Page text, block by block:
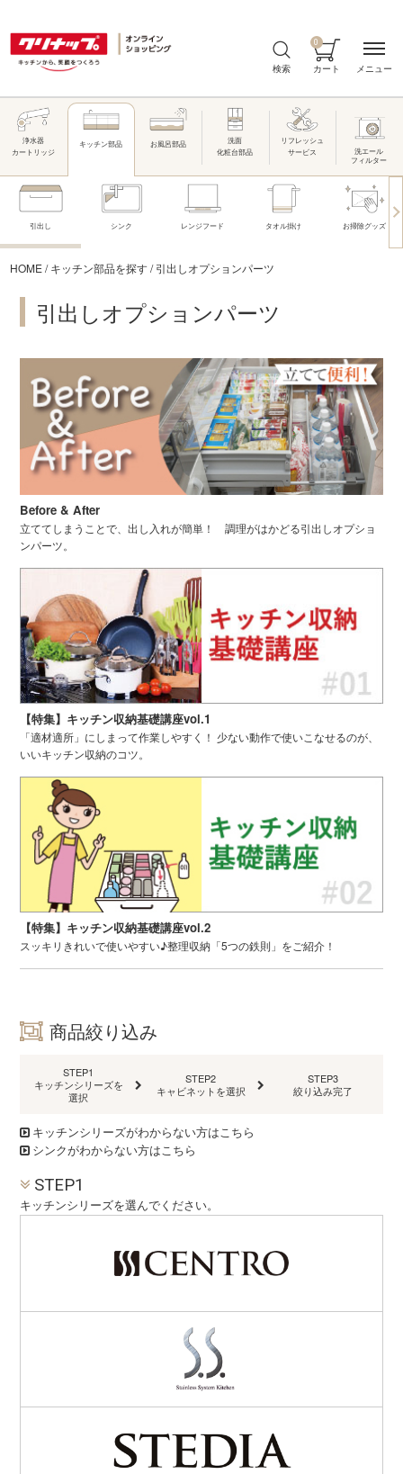
検索 カート
0
浄水器
カートリッジ
キッチン部品 お風呂部品
洗面
化粧台部品
リフレッシュ
サービス
洗エール
フィルター
引出し シンク レンジフード タオル掛け お掃除グッズ
HOME/キッチン部品を探す/引出しオプションパーツ
引出しオプションパーツ
Before & After
立ててしまうことで、出し入れが簡単！ 調理がはかどる引出しオプショ
ンパーツ。
【特集】キッチン収納基礎講座vol.1
「適材適所」にしまって作業しやすく！ 少ない動作で使いこなせるのが、
いいキッチン収納のコツ。
【特集】キッチン収納基礎講座vol.2
スッキリきれいで使いやすい♪整理収納「5つの鉄則」をご紹介！
商品絞り込み
STEP1
キッチンシリーズを
選択
STEP2
キャビネットを選択
STEP3
絞り込み完了
キッチンシリーズがわからない方はこちら
シンクがわからない方はこちら
STEP1
キッチンシリーズを選んでください。
メニュー